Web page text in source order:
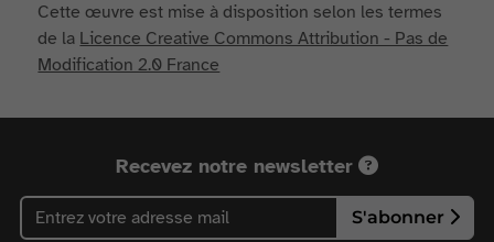
Cette œuvre est mise à disposition selon les termes
de la Licence Creative Commons Attribution - Pas de
Modification 2.0 France
Recevez notre newsletter
S'abonner